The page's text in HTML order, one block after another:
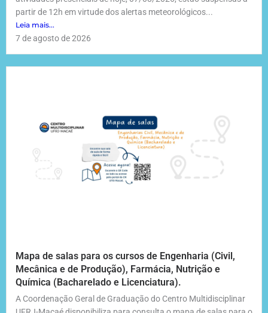
partir de 12h em virtude dos alertas meteorológicos...
Leia mais...
7 de agosto de 2026
Mapa de salas para os cursos de Engenharia (Civil,
Mecânica e de Produção), Farmácia, Nutrição e
Química (Bacharelado e Licenciatura).
A Coordenação Geral de Graduação do Centro Multidisciplinar